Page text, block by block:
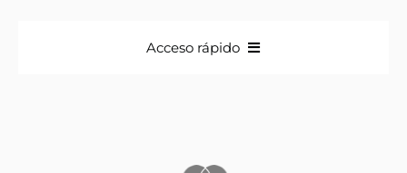
Acceso rápido
Iniciales